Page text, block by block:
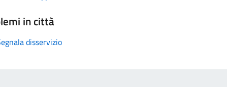
in città
disservizio